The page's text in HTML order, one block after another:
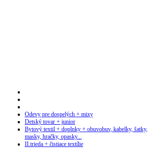
Odevy pre dospelých + mixy
Detský tovar + junior
Bytový textil + doplnky + obuvobuv, kabelky, šatky,
masky, hračky, opasky...
II.trieda + čistiace textílie